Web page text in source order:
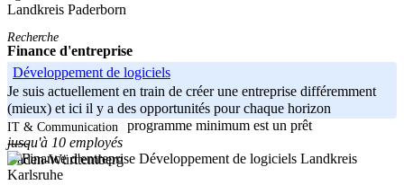
Landkreis Paderborn
Recherche
Finance d'entreprise
Développement de logiciels
Je suis actuellement en train de créer une entreprise différemment
(mieux) et ici il y a des opportunités pour chaque horizon
d’investissement. Le programme minimum est un prêt
-----
Baden-Württemberg
IT & Communication
jusqu'à 10 employés
Landkreis
Karlsruhe